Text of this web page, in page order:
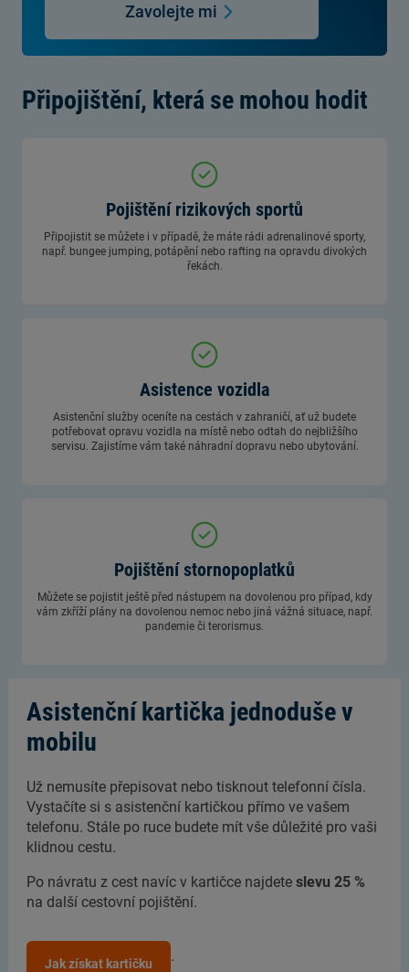
Zavolejte mi
Připojištění, která se mohou hodit
Pojištění rizikových sportů
Připojistit se můžete i v případě, že máte rádi adrenalinové sporty,
např. bungee jumping, potápění nebo rafting na opravdu divokých
řekách.
Asistence vozidla
Asistenční služby oceníte na cestách v zahraničí, ať už budete
potřebovat opravu vozidla na místě nebo odtah do nejbližšího
servisu. Zajistíme vám také náhradní dopravu nebo ubytování.
Pojištění stornopoplatků
Můžete se pojistit ještě před nástupem na dovolenou pro případ, kdy
vám zkříží plány na dovolenou nemoc nebo jiná vážná situace, např.
pandemie či terorismus.
Asistenční kartička jednoduše v
mobilu
Už nemusíte přepisovat nebo tisknout telefonní čísla.
Vystačíte si s asistenční kartičkou přímo ve vašem
telefonu. Stále po ruce budete mít vše důležité pro vaši
klidnou cestu.
Po návratu z cest navíc v kartičce najdete slevu 25 %
na další cestovní pojištění.
Jak získat kartičku .